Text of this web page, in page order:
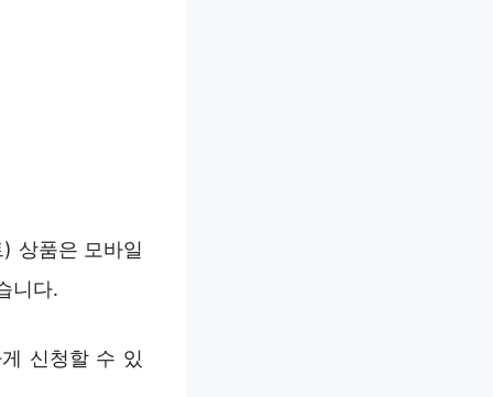
상품은 모바일
니다.
신청할 수 있